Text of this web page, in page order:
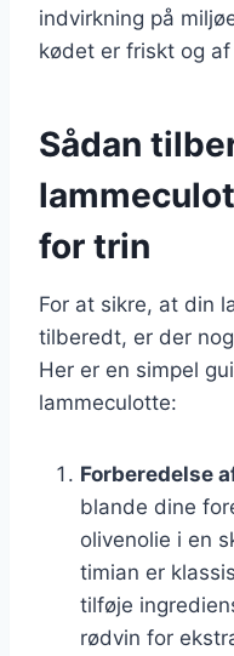
indvirkning på
kødet er friskt og
Sådan
for trin
For at sikre, at din
tilberedt, er der
Her er en simpel
lammeculotte:
Forberedelse
blande dine
olivenolie i en
timian er
tilføje
rødvin for